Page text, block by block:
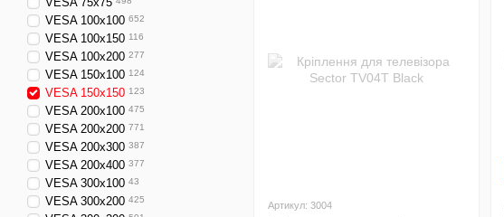
Артикул: 3004
VESA 100x100 652
VESA 100x150 116
VESA 100x200 277
VESA 150x100 124
VESA 150x150 123
VESA 200x100 475
VESA 200x200 771
VESA 200x300 387
VESA 200x400 377
VESA 300x100 43
VESA 300x200 425